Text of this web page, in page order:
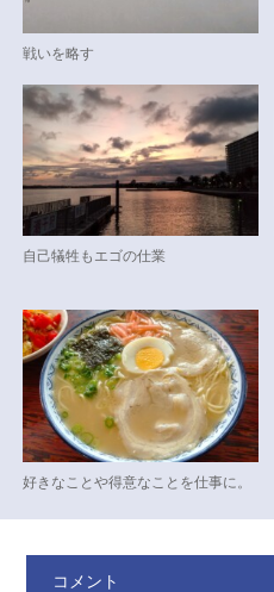
戦いを略す
自己犠牲もエゴの仕業
好きなことや得意なことを仕事に。
コメント